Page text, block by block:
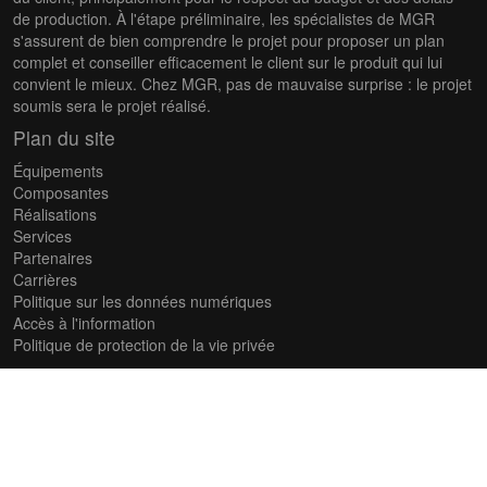
de production. À l'étape préliminaire, les spécialistes de MGR
s'assurent de bien comprendre le projet pour proposer un plan
complet et conseiller efficacement le client sur le produit qui lui
convient le mieux. Chez MGR, pas de mauvaise surprise : le projet
soumis sera le projet réalisé.
Plan du site
Équipements
Composantes
Réalisations
Services
Partenaires
Carrières
Politique sur les données numériques
Accès à l'information
Politique de protection de la vie privée